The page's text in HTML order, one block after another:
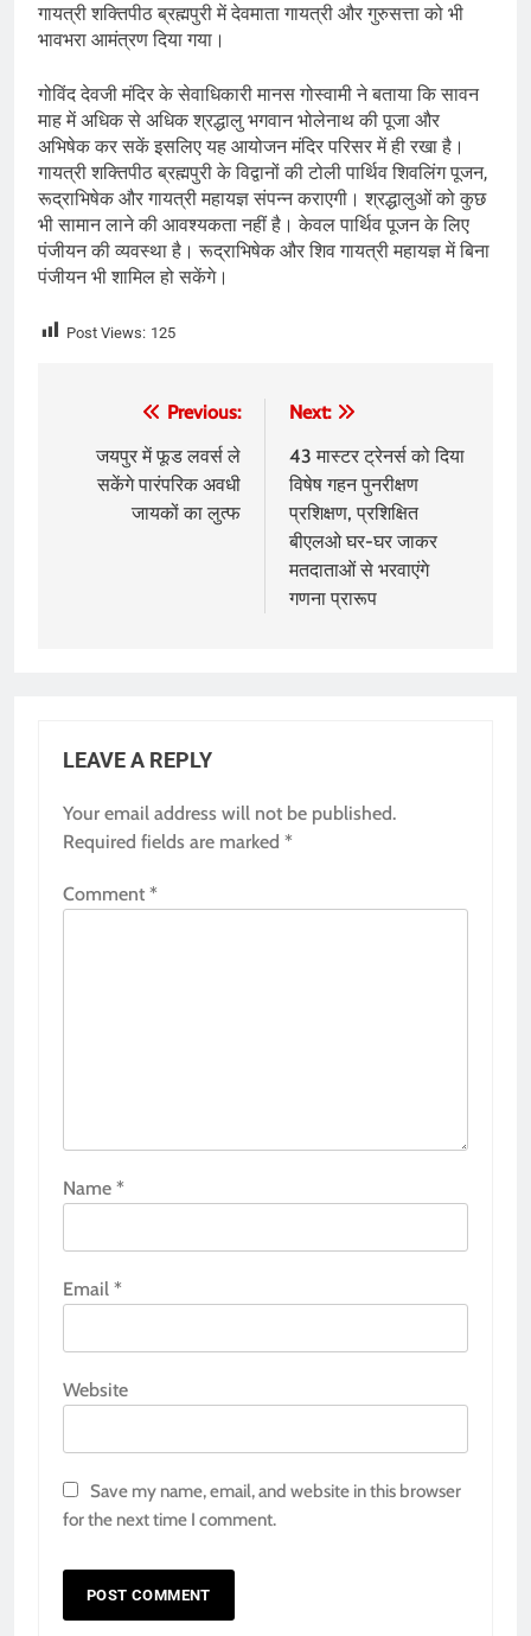
गायत्री शक्तिपीठ ब्रह्मपुरी में देवमाता गायत्री और गुरुसत्ता को भी
भावभरा आमंत्रण दिया गया।
गोविंद देवजी मंदिर के सेवाधिकारी मानस गोस्वामी ने बताया कि सावन
माह में अधिक से अधिक श्रद्धालु भगवान भोलेनाथ की पूजा और
अभिषेक कर सकें इसलिए यह आयोजन मंदिर परिसर में ही रखा है।
गायत्री शक्तिपीठ ब्रह्मपुरी के विद्वानों की टोली पार्थिव शिवलिंग पूजन,
रूद्राभिषेक और गायत्री महायज्ञ संपन्न कराएगी। श्रद्धालुओं को कुछ
भी सामान लाने की आवश्यकता नहीं है। केवल पार्थिव पूजन के लिए
पंजीयन की व्यवस्था है। रूद्राभिषेक और शिव गायत्री महायज्ञ में बिना
पंजीयन भी शामिल हो सकेंगे।
Post Views: 125
navigation
Previous:
जयपुर में फूड लवर्स ले
सकेंगे पारंपरिक अवधी
जायकों का लुत्फ
Next:
43 मास्टर ट्रेनर्स को दिया
विषेष गहन पुनरीक्षण
प्रशिक्षण, प्रशिक्षित
बीएलओ घर-घर जाकर
मतदाताओं से भरवाएंगे
गणना प्रारूप
LEAVE A REPLY
Your email address will not be published.
Required fields are marked *
Comment *
Name *
Email *
Website
Save my name, email, and website in this browser
for the next time I comment.